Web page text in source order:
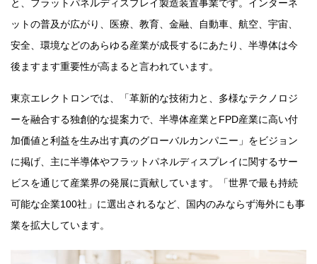
と、フラットパネルディスプレイ製造装置事業です。インターネ
ットの普及が広がり、医療、教育、金融、自動車、航空、宇宙、
安全、環境などのあらゆる産業が成長するにあたり、半導体は今
後ますます重要性が高まると言われています。
東京エレクトロンでは、「革新的な技術力と、多様なテクノロジ
ーを融合する独創的な提案力で、半導体産業とFPD産業に高い付
加価値と利益を生み出す真のグローバルカンパニー」をビジョン
に掲げ、主に半導体やフラットパネルディスプレイに関するサー
ビスを通じて産業界の発展に貢献しています。「世界で最も持続
可能な企業100社」に選出されるなど、国内のみならず海外にも事
業を拡大しています。